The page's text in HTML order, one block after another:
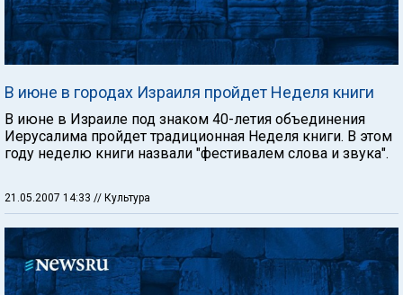
В июне в городах Израиля пройдет Неделя книги
В июне в Израиле под знаком 40-летия объединения
Иерусалима пройдет традиционная Неделя книги. В этом
году неделю книги назвали "фестивалем слова и звука".
21.05.2007 14:33 // Культура